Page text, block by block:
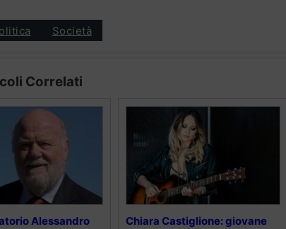
Società
Correlati
Alessandro
Chiara Castiglione: giovane